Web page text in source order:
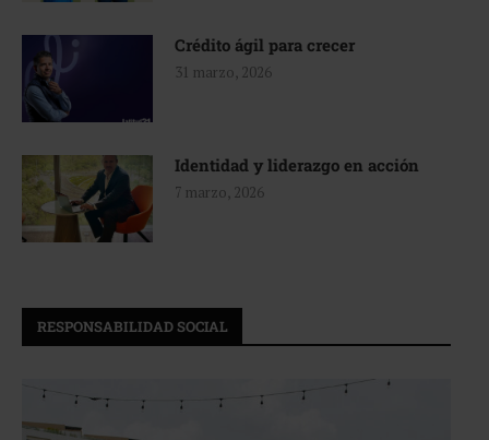
Crédito ágil para crecer
31 marzo, 2026
Identidad y liderazgo en acción
7 marzo, 2026
RESPONSABILIDAD SOCIAL